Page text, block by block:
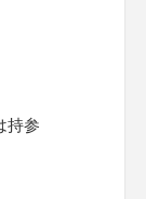
持参